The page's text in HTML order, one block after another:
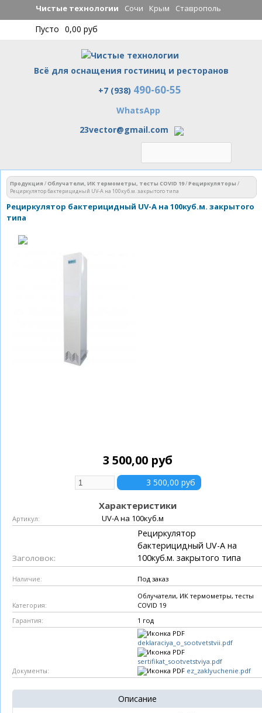
Перейти к
основному
содержанию
Чистые технологии Сочи Крым Ставрополь
Пусто 0,00 руб
Всё для оснащения гостиниц и ресторанов
Чистые технологии
+7 (938) 490-60-55
WhatsApp
23vector@gmail.com
Вы здесь
Продукция / Облучатели, ИК термометры, тесты COVID 19/Рециркуляторы /
Рециркулятор бактерицидный UV-A на 100куб.м. закрытого типа
Рециркулятор бактерицидный UV-A на 100куб.м. закрытого
типа
3 500,00 руб
Характеристики
Артикул: UV-A на 100куб.м
Заголовок:
Рециркулятор
бактерицидный UV-A на
100куб.м. закрытого типа
Наличие: Под заказ
Категория:
Облучатели, ИК термометры, тесты
COVID 19
Гарантия: 1 год
Документы:
deklaraciya_o_sootvetstvii.pdf
sertifikat_sootvetstviya.pdf
ez_zaklyuchenie.pdf
Описание